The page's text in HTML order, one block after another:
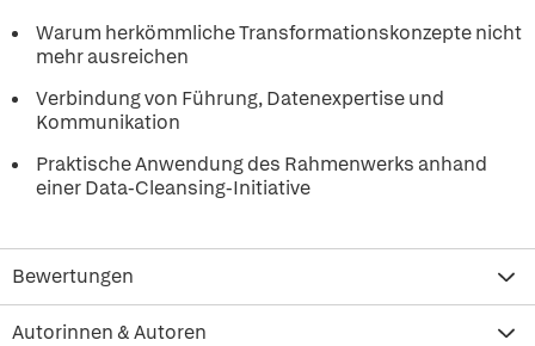
Warum herkömmliche Transformationskonzepte nicht
mehr ausreichen
Verbindung von Führung, Datenexpertise und
Kommunikation
Praktische Anwendung des Rahmenwerks anhand
einer Data-Cleansing-Initiative
Bewertungen
Autorinnen & Autoren